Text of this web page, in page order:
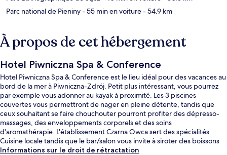
Parc national de Pieniny- 55 min en voiture- 54.9 km
À propos de cet hébergement
Hotel Piwniczna Spa & Conference
Hotel Piwniczna Spa & Conference est le lieu idéal pour des vacances au
bord de la mer à Piwniczna-Zdrój. Petit plus intéressant, vous pourrez
par exemple vous adonner au kayak à proximité. Les 3 piscines
couvertes vous permettront de nager en pleine détente, tandis que
ceux souhaitant se faire chouchouter pourront profiter des dépresso-
massages, des enveloppements corporels et des soins
d'aromathérapie. L'établissement Czarna Owca sert des spécialités
Cuisine locale tandis que le bar/salon vous invite à siroter des boissons
rafraîchissantes. Parmi les autres petits avantages de cet hébergement
Informations sur le droit de rétractation